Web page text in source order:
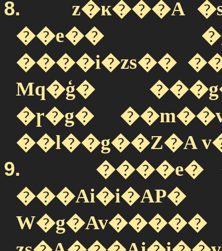
8.
z�ĸ���A
��e��
����i�zs��
Mq�ģ�
�ɼ�g�
��l��g��Z�A
9.
����e�